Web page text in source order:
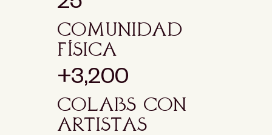
comunidad
física
+3,200
Colabs con
aRTISTAS